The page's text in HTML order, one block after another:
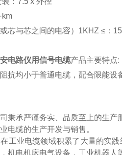
芯与芯之间的电容） 1KHZ ≤：
电路仪用信号电缆产品主要特点:
抗均小于普通电缆，配合限能
秉承严谨务实、品质至上的生
电缆的生产开发与销售。
工业电缆领域积累了大量的实践
机电机床电气设备，工业机器人